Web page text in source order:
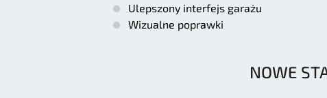
Ulepszony interfejs garażu
Wizualne poprawki
NOWE